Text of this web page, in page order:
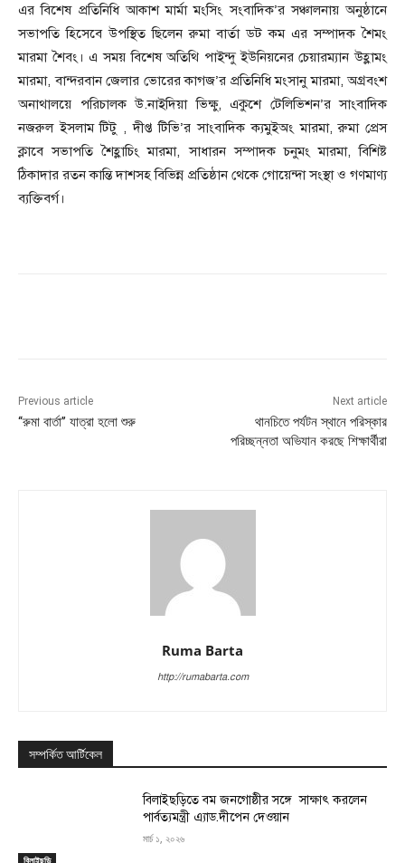
এর বিশেষ প্রতিনিধি আকাশ মার্মা মংসিং সংবাদিক’র সঞ্চালনায় অনুষ্ঠানে
সভাপতি হিসেবে উপস্থিত ছিলেন রুমা বার্তা ডট কম এর সম্পাদক শৈমং
মারমা শৈবং। এ সময় বিশেষ অতিথি পাইন্দু ইউনিয়নের চেয়ারম্যান উহ্লামং
মারমা, বান্দরবান জেলার ভোরের কাগজ’র প্রতিনিধি মংসানু মারমা, অগ্রবংশ
অনাথালয়ে পরিচালক উ.নাইদিয়া ভিক্ষু, একুশে টেলিভিশন’র সাংবাদিক
নজরুল ইসলাম টিটু , দীপ্ত টিভি’র সাংবাদিক ক্যমুইঅং মারমা, রুমা প্রেস
ক্লাবে সভাপতি শৈহ্লাচিং মারমা, সাধারন সম্পাদক চনুমং মারমা, বিশিষ্ট
ঠিকাদার রতন কান্তি দাশসহ বিভিন্ন প্রতিষ্ঠান থেকে গোয়েন্দা সংস্থা ও গণমাণ্য
ব্যক্তিবর্গ।
Previous article
‘‘রুমা বার্তা’’ যাত্রা হলো শুরু
Next article
থানচিতে পর্যটন স্থানে পরিস্কার
পরিচ্ছন্নতা অভিযান করছে শিক্ষার্থীরা
Ruma Barta
http://rumabarta.com
সম্পর্কিত আর্টিকেল
বিলাইছড়িতে বম জনগোষ্ঠীর সঙ্গে সাক্ষাৎ করলেন
পার্বত্যমন্ত্রী এ্যাড.দীপেন দেওয়ান
মার্চ ১, ২০২৬